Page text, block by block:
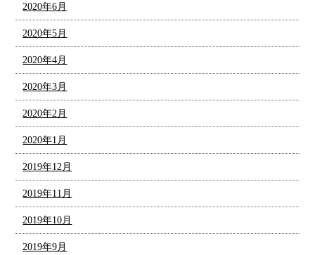
2020年6月
2020年5月
2020年4月
2020年3月
2020年2月
2020年1月
2019年12月
2019年11月
2019年10月
2019年9月